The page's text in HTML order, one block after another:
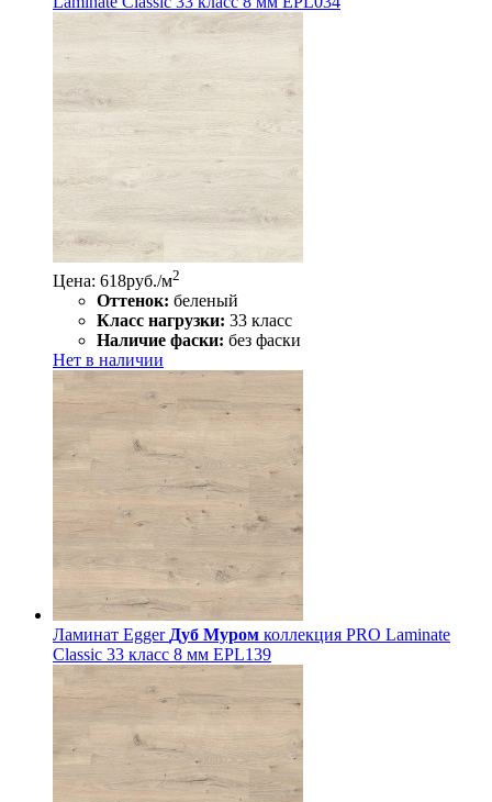
Цена: 618руб./м2
Оттенок: беленый
Класс нагрузки: 33 класс
Наличие фаски: без фаски
Нет в наличии
Ламинат Egger Дуб Муром коллекция PRO Laminate
Classic 33 класс 8 мм EPL139